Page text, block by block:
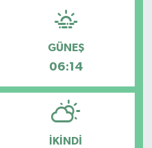
GÜNEŞ
06:14
İKINDI